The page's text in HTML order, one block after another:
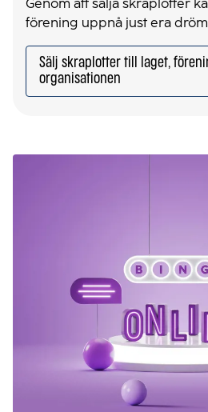
Genom att sälja skraplotter
förening uppnå just era
ni skapar en extra spänning
säljer till. Kom igång och
eller förening redan idag.
Sälj skraplotter till laget,
organisationen